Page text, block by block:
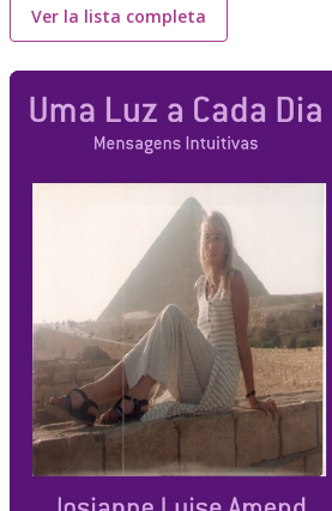
Ver la lista completa